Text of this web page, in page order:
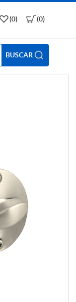
BUSCAR
(0) (0)